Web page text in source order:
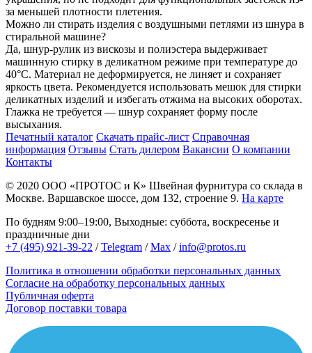
за меньшей плотности плетения.
Можно ли стирать изделия с воздушными петлями из шнура в
стиральной машине?
Да, шнур-рулик из вискозы и полиэстера выдерживает
машинную стирку в деликатном режиме при температуре до
40°C. Материал не деформируется, не линяет и сохраняет
яркость цвета. Рекомендуется использовать мешок для стирки
деликатных изделий и избегать отжима на высоких оборотах.
Глажка не требуется — шнур сохраняет форму после
высыхания.
Печатный каталог Скачать прайс-лист Справочная
информация Отзывы Стать дилером Вакансии О компании
Контакты
© 2020 ООО «ПРОТОС и К» Швейная фурнитура со склада в
Москве. Варшавское шоссе, дом 132, строение 9. На карте
По будням 9:00–19:00, Выходные: суббота, воскресенье и
праздничные дни
+7 (495) 921-39-22 /Telegram /Max /info@protos.ru
Политика в отношении обработки персональных данных
Согласие на обработку персональных данных
Публичная оферта
Договор поставки товара